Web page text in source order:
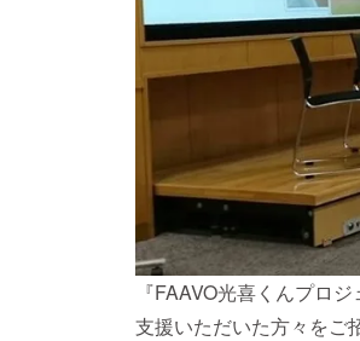
『FAAVO光喜くんプ
支援いただいた方々をご